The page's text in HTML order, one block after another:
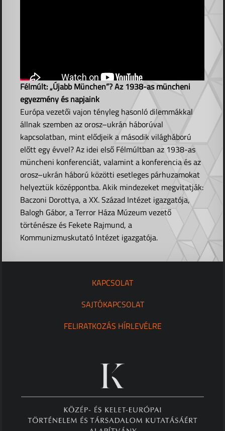
Félmúlt: „Újabb München”? Az 1938-as müncheni
egyezmény és napjaink
Európa vezetői vajon tényleg hasonló dilemmákkal
állnak szemben az orosz–ukrán háborúval
kapcsolatban, mint elődjeik a második világháború
előtt egy évvel? Az idei első Félmúltban az 1938-as
müncheni konferenciát, valamint a konferencia és az
orosz–ukrán háború közötti esetleges párhuzamokat
helyeztük középpontba. Akik mindezeket megvitatják:
Baczoni Dorottya, a XX. Század Intézet igazgatója,
Balogh Gábor, a Terror Háza Múzeum vezető
történésze és Fekete Rajmund, a
Kommunizmuskutató Intézet igazgatója.
KAPCSOLAT
SAJTÓKAPCSOLAT
FELIRATKOZÁS HÍRLEVÉLRE